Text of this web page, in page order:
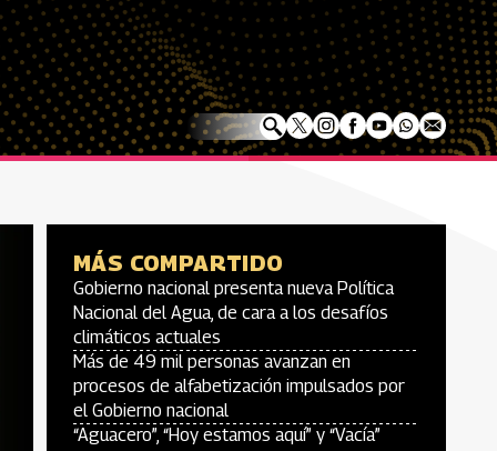
MÁS COMPARTIDO
Gobierno nacional presenta nueva Política
Nacional del Agua, de cara a los desafíos
climáticos actuales
Más de 49 mil personas avanzan en
procesos de alfabetización impulsados por
el Gobierno nacional
“Aguacero”, “Hoy estamos aquí” y “Vacía”